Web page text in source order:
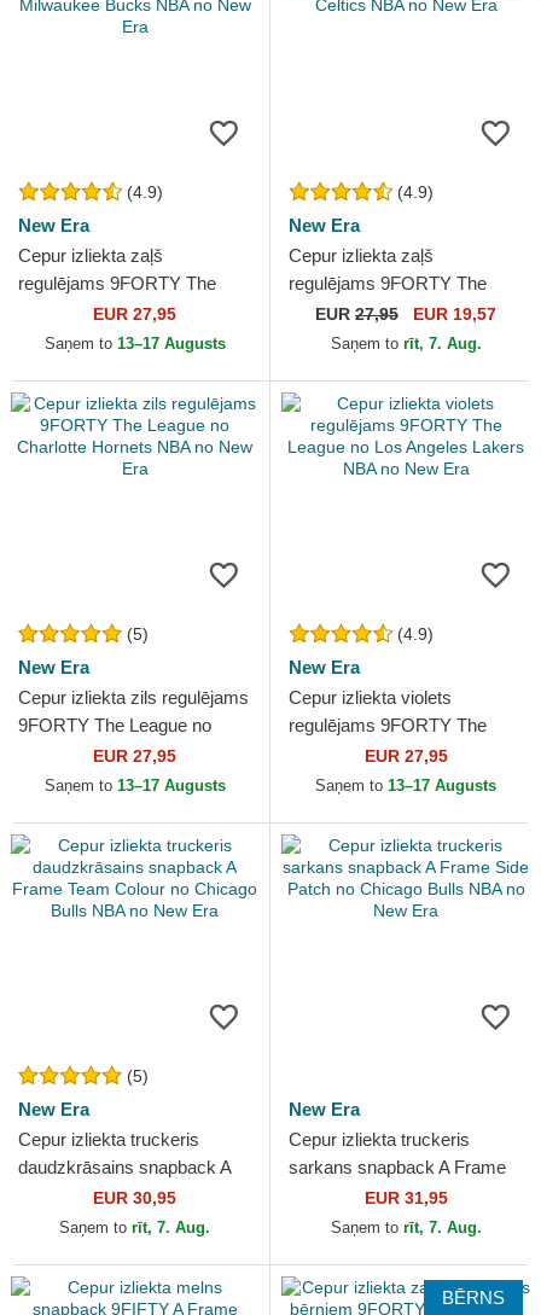
(4.9)
New Era
Cepur izliekta zaļš
regulējams 9FORTY The
League no Milwaukee Bucks
NBA no New Era
EUR 27,95
Saņem to 13–17 Augusts
(4.9)
New Era
Cepur izliekta zaļš
regulējams 9FORTY The
League no Boston Celtics
NBA no New Era
EUR 27,95 EUR 19,57
Saņem to rīt, 7. Aug.
(5)
New Era
Cepur izliekta zils regulējams
9FORTY The League no
Charlotte Hornets NBA no
New Era
EUR 27,95
Saņem to 13–17 Augusts
(4.9)
New Era
Cepur izliekta violets
regulējams 9FORTY The
League no Los Angeles
Lakers NBA no New Era
EUR 27,95
Saņem to 13–17 Augusts
(5)
New Era
Cepur izliekta truckeris
daudzkrāsains snapback A
Frame Team Colour no
Chicago Bulls NBA no New
EUR 30,95
Saņem to rīt, 7. Aug.
New Era
Cepur izliekta truckeris
sarkans snapback A Frame
Side Patch no Chicago Bulls
NBA no New Era
EUR 31,95
Saņem to rīt, 7. Aug.
BĒRNS